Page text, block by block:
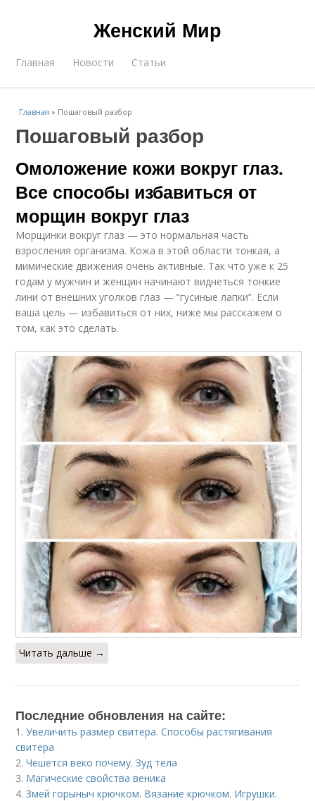
Женский Мир
Главная Новости Статьи
Главная » Пошаговый разбор
Пошаговый разбор
Омоложение кожи вокруг глаз.
Все способы избавиться от
морщин вокруг глаз
Морщинки вокруг глаз — это нормальная часть
взросления организма. Кожа в этой области тонкая, а
мимические движения очень активные. Так что уже к 25
годам у мужчин и женщин начинают виднеться тонкие
лини от внешних уголков глаз — “гусиные лапки”. Если
ваша цель — избавиться от них, ниже мы расскажем о
том, как это сделать.
Читать дальше →
Последние обновления на сайте:
1.Увеличить размер свитера. Способы растягивания
свитера
2.Чешется веко почему. Зуд тела
3. Магические свойства веника
4.Змей горыныч крючком. Вязание крючком. Игрушки.